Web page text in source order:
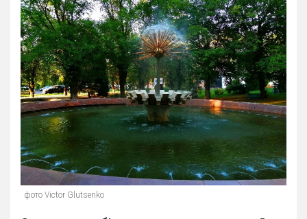
фото Victor Glutsenko